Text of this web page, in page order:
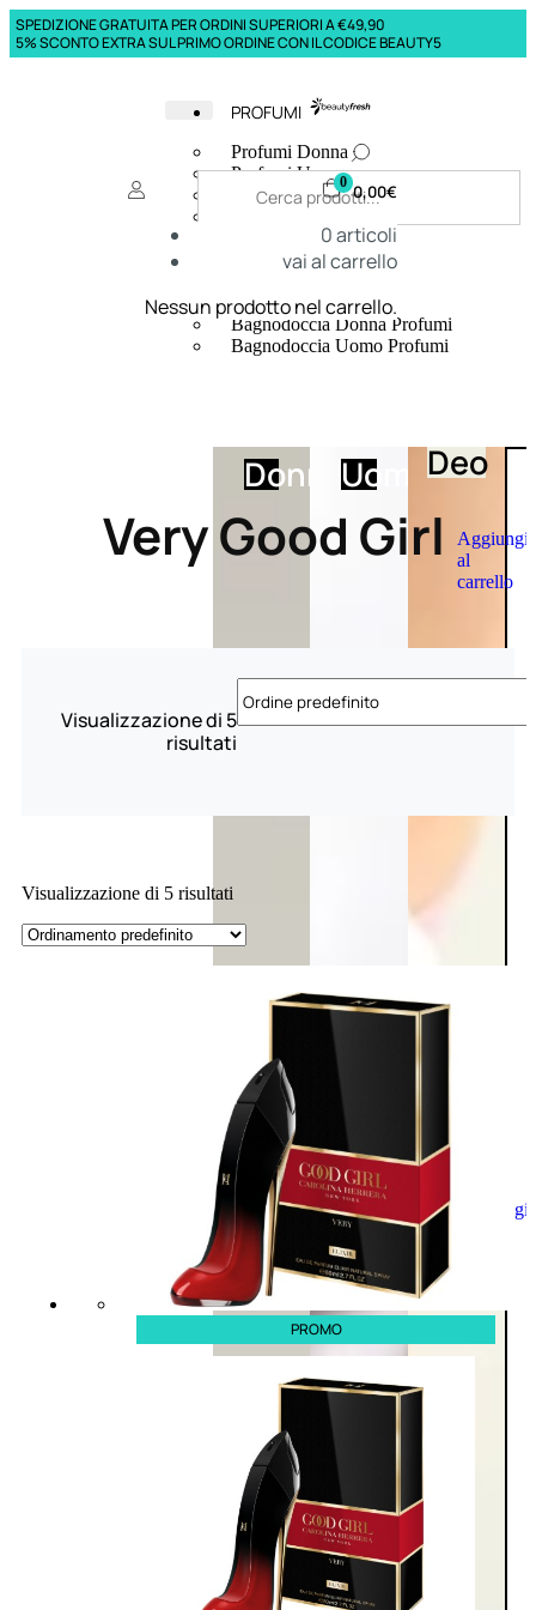
SPEDIZIONE GRATUITA PER ORDINI SUPERIORI A €49,90
5% SCONTO EXTRA SUL PRIMO ORDINE CON IL CODICE BEAUTY5
PROFUMI
Profumi Donna
Profumi Uomo
Deodoranti Donna
Corpo Donna
Corpo Uomo
Creme Mani
Bagnodoccia Donna Profumi
Bagnodoccia Uomo Profumi
DonnaUomoDeo
Aggiungi
al
carrello
Aggiungi
0 0,00€
0articoli
vai al carrello
Nessun prodotto nel carrello.
Very Good Girl
Visualizzazione di 5
risultati
Visualizzazione di 5 risultati
PROMO